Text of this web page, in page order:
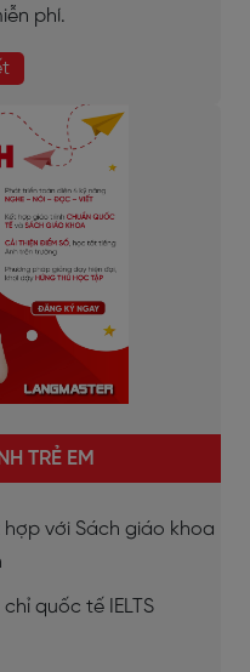
phí.
TRẺ EM
với Sách giáo khoa
quốc tế IELTS